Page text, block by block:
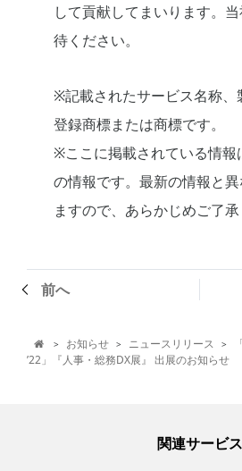
して貢献してまいります。
待ください。
※記載されたサービス名称、
登録商標または商標です。
※ここに掲載されている情報
の情報です。最新の情報と
ますので、あらかじめご了承
前へ
 > お知らせ > ニュースリリース >
’22」『人事・総務DX展』 出展のお知らせ
関連サービス